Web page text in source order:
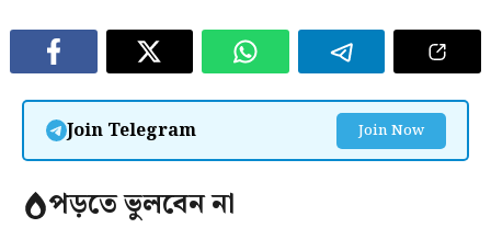
Join Telegram Join Now
পড়তে ভুলবেন না